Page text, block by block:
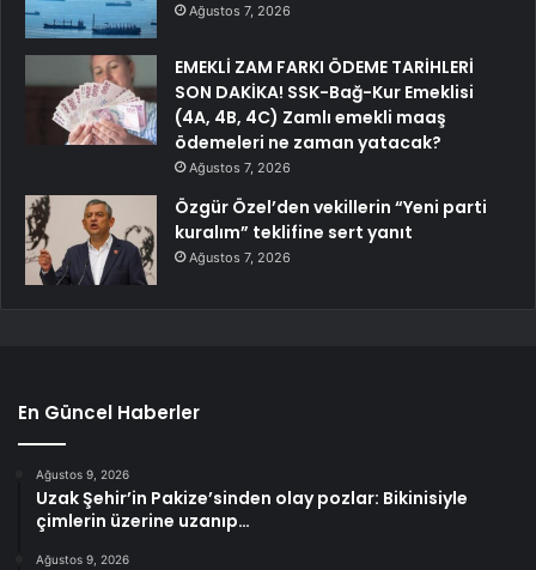
Ağustos 7, 2026
EMEKLİ ZAM FARKI ÖDEME TARİHLERİ
SON DAKİKA! SSK-Bağ-Kur Emeklisi
(4A, 4B, 4C) Zamlı emekli maaş
ödemeleri ne zaman yatacak?
Ağustos 7, 2026
Özgür Özel’den vekillerin “Yeni parti
kuralım” teklifine sert yanıt
Ağustos 7, 2026
En Güncel Haberler
Ağustos 9, 2026
Uzak Şehir’in Pakize’sinden olay pozlar: Bikinisiyle
çimlerin üzerine uzanıp…
Ağustos 9, 2026